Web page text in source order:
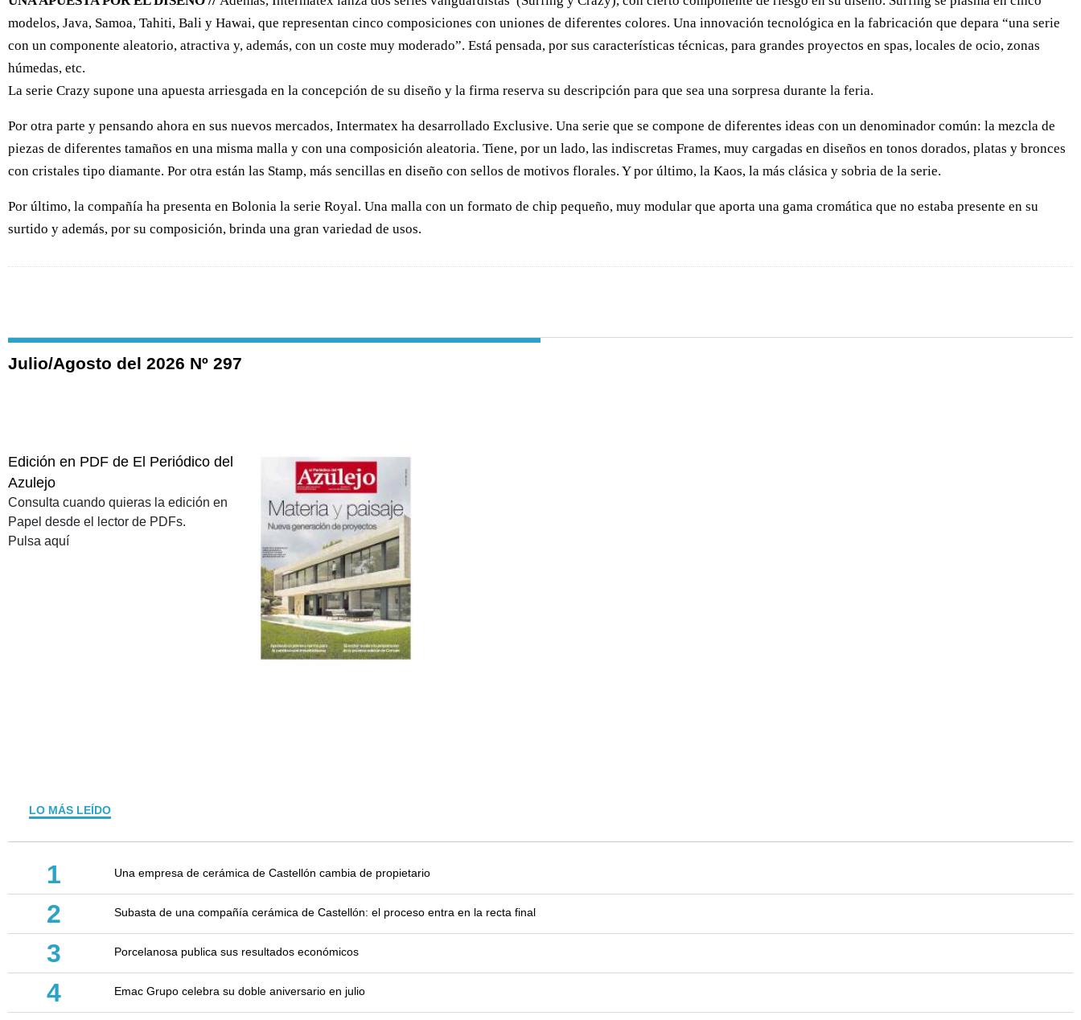
modelos, Java, Samoa, Tahiti, Bali y Hawai, que representan cinco composiciones con uniones de diferentes colores. Una innovación tecnológica en la fabricación que depara “una serie
con un componente aleatorio, atractiva y, además, con un coste muy moderado”. Está pensada, por sus características técnicas, para grandes proyectos en spas, locales de ocio, zonas
húmedas, etc.
La serie Crazy supone una apuesta arriesgada en la concepción de su diseño y la firma reserva su descripción para que sea una sorpresa durante la feria.
Por otra parte y pensando ahora en sus nuevos mercados, Intermatex ha desarrollado Exclusive. Una serie que se compone de diferentes ideas con un denominador común: la mezcla de
piezas de diferentes tamaños en una misma malla y con una composición aleatoria. Tiene, por un lado, las indiscretas Frames, muy cargadas en diseños en tonos dorados, platas y bronces
con cristales tipo diamante. Por otra están las Stamp, más sencillas en diseño con sellos de motivos florales. Y por último, la Kaos, la más clásica y sobria de la serie.
Por último, la compañía ha presenta en Bolonia la serie Royal. Una malla con un formato de chip pequeño, muy modular que aporta una gama cromática que no estaba presente en su
surtido y además, por su composición, brinda una gran variedad de usos.
Julio/Agosto del 2026 Nº 297
Edición en PDF de El Periódico del
Azulejo
Consulta cuando quieras la edición en
Papel desde el lector de PDFs.
Pulsa aquí
LO MÁS LEÍDO
1 Una empresa de cerámica de Castellón cambia de propietario
2 Subasta de una compañía cerámica de Castellón: el proceso entra en la recta final
3 Porcelanosa publica sus resultados económicos
4 Emac Grupo celebra su doble aniversario en julio